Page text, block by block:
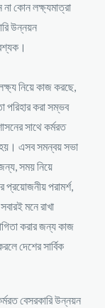
কোন লক্ষ্যমাত্রা
উন্নয়ন
নিয়ে কাজ করছে,
পরিহার করা সম্ভব
সাথে কর্মরত
হয়। এসব সমন্বয় সভা
সময় নিয়ে
প্রয়োজনীয় পরামর্শ,
মনে রাখা
করার জন্য কাজ
দেশের সার্বিক
বেসরকারি উন্নয়ন